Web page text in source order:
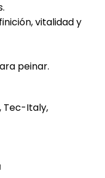
vitalidad y
peinar.
, Tec-Italy,